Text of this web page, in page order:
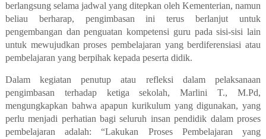
berlangsung selama jadwal yang ditepkan oleh Kementerian, namun
beliau berharap, pengimbasan ini terus berlanjut untuk
pengembangan dan penguatan kompetensi guru pada sisi-sisi lain
untuk mewujudkan proses pembelajaran yang berdiferensiasi atau
pembelajaran yang berpihak kepada peserta didik.
Dalam kegiatan penutup atau refleksi dalam pelaksanaan
pengimbasan terhadap ketiga sekolah, Marlini T., M.Pd,
mengungkapkan bahwa apapun kurikulum yang digunakan, yang
perlu menjadi perhatian bagi seluruh insan pendidik dalam proses
pembelajaran adalah: “Lakukan Proses Pembelajaran yang